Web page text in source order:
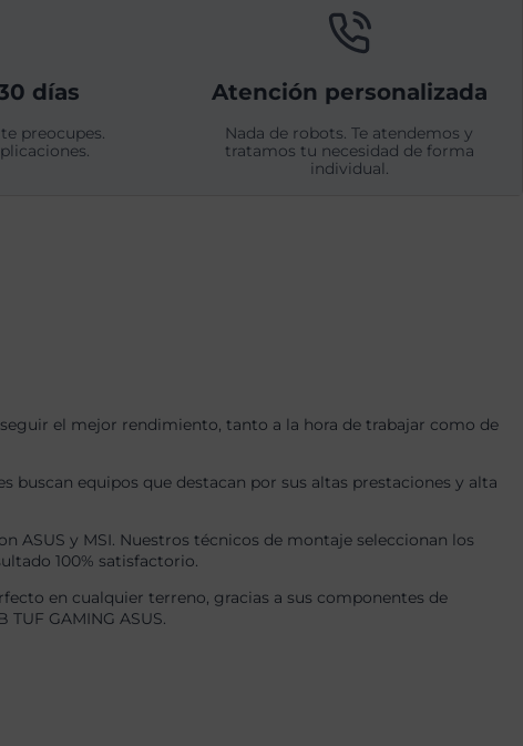
días
preocupes.
Atención personalizada
Nada de robots. Te atendemos y
tratamos tu necesidad de forma
individual.
el mejor rendimiento, tanto a la hora de trabajar como de
buscan equipos que destacan por sus altas prestaciones y alta
y MSI. Nuestros técnicos de montaje seleccionan los
100% satisfactorio.
en cualquier terreno, gracias a sus componentes de
GAMING ASUS.